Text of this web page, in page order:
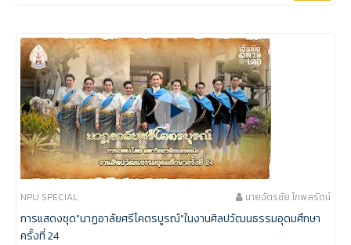
NPU SPECIAL นายฉัตรชัย โกพลรัตน์
การแสดงชุด"นาฏอาลัยศรีโคตรบูรณ์"ในงานศิลปวัฒนธรรมอุดมศึกษา
ครั้งที่ 24